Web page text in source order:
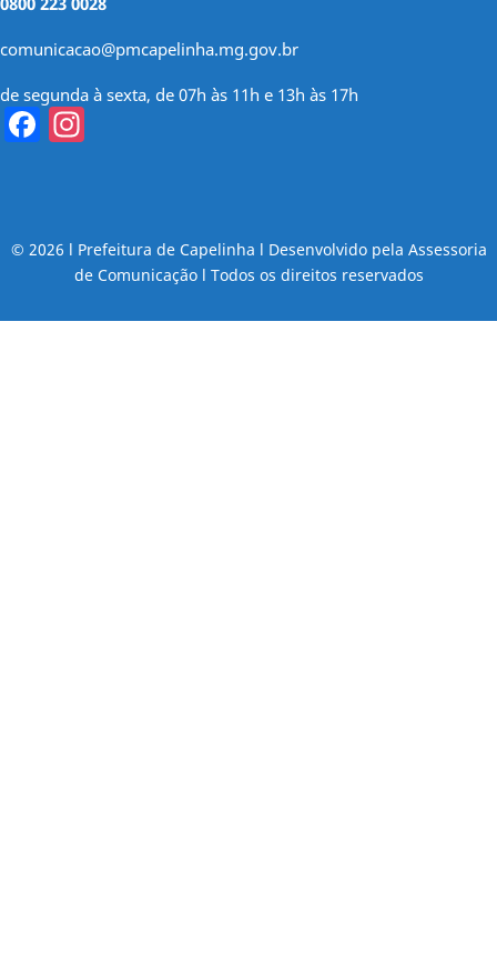
comunicacao@pmcapelinha.mg.gov.br
de segunda à sexta, de 07h às 11h e 13h às 17h
Facebook
© 2026 l Prefeitura de Capelinha l Desenvolvido pela Assessoria
de Comunicação l Todos os direitos reservados